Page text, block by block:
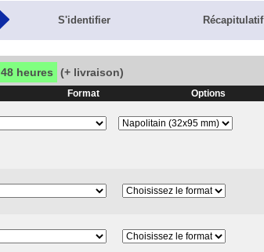
S'identifier Récapitulatif
48 heures (+ livraison)
Format Options